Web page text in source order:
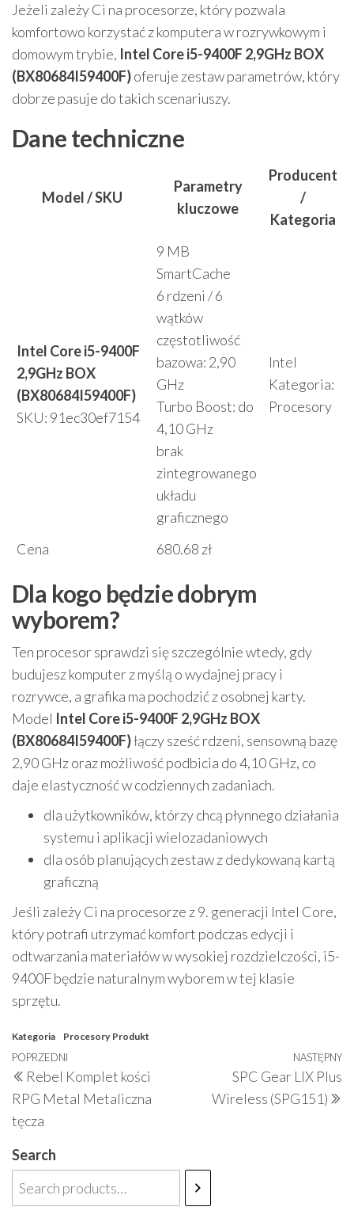
Jeżeli zależy Ci na procesorze, który pozwala
komfortowo korzystać z komputera w rozrywkowym i
domowym trybie, Intel Core i5-9400F 2,9GHz BOX
(BX80684I59400F)oferuje zestaw parametrów, który
dobrze pasuje do takich scenariuszy.
Dane techniczne
Model / SKU
Parametry
kluczowe
Producent
/
Kategoria
Intel Core i5-9400F
2,9GHz BOX
(BX80684I59400F)
SKU: 91ec30ef7154
9 MB
SmartCache
6 rdzeni / 6
wątków
częstotliwość
bazowa: 2,90
GHz
Turbo Boost: do
4,10 GHz
brak
zintegrowanego
układu
graficznego
Intel
Kategoria:
Procesory
Cena 680.68 zł
Dla kogo będzie dobrym
wyborem?
Ten procesor sprawdzi się szczególnie wtedy, gdy
budujesz komputer z myślą o wydajnej pracy i
rozrywce, a grafika ma pochodzić z osobnej karty.
Model Intel Core i5-9400F 2,9GHz BOX
(BX80684I59400F)łączy sześć rdzeni, sensowną bazę
2,90 GHz oraz możliwość podbicia do 4,10 GHz, co
daje elastyczność w codziennych zadaniach.
dla użytkowników, którzy chcą płynnego działania
systemu i aplikacji wielozadaniowych
dla osób planujących zestaw z dedykowaną kartą
graficzną
Jeśli zależy Ci na procesorze z 9. generacji Intel Core,
który potrafi utrzymać komfort podczas edycji i
odtwarzania materiałów w wysokiej rozdzielczości, i5-
9400F będzie naturalnym wyborem w tej klasie
sprzętu.
Kategoria Procesory Produkt
Nawigacja
wpisu
Poprzedni
wpis
POPRZEDNI
Rebel Komplet kości
RPG Metal Metaliczna
tęcza
NASTĘPNY
SPC Gear LIX Plus
Wireless (SPG151)
Search